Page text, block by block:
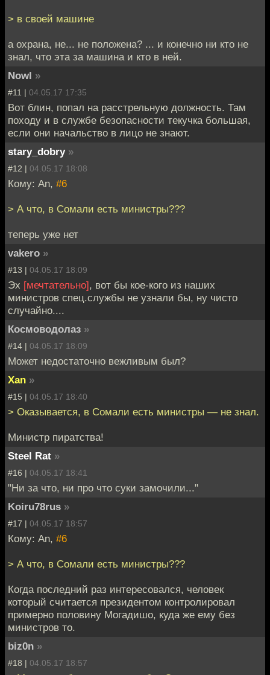
> в своей машине
а охрана, не... не положена? ... и конечно ни кто не
знал, что эта за машина и кто в ней.
Nowl »
#11 | 04.05.17 17:35
Вот блин, попал на расстрельную должность. Там
походу и в службе безопасности текучка большая,
если они начальство в лицо не знают.
stary_dobry »
#12 | 04.05.17 18:08
Кому: An, #6
> А что, в Сомали есть министры???
теперь уже нет
vakero »
#13 | 04.05.17 18:09
Эх [мечтательно], вот бы кое-кого из наших
министров спец.службы не узнали бы, ну чисто
случайно....
Космоводолаз »
#14 | 04.05.17 18:09
Может недостаточно вежливым был?
Xan »
#15 | 04.05.17 18:40
> Оказывается, в Сомали есть министры — не знал.
Министр пиратства!
Steel Rat »
#16 | 04.05.17 18:41
"Ни за что, ни про что суки замочили..."
Koiru78rus »
#17 | 04.05.17 18:57
Кому: An, #6
> А что, в Сомали есть министры???
Когда последний раз интересовался, человек
который считается президентом контролировал
примерно половину Могадишо, куда же ему без
министров то.
biz0n »
#18 | 04.05.17 18:57